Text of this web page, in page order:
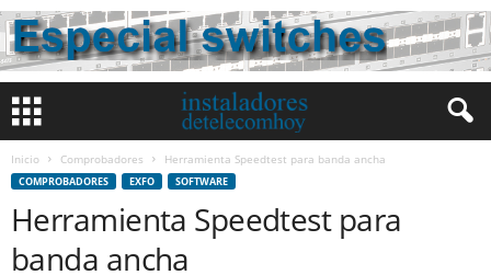
Inicio Comprobadores Herramienta Speedtest para banda ancha
COMPROBADORES EXFO SOFTWARE
Herramienta Speedtest para
banda ancha